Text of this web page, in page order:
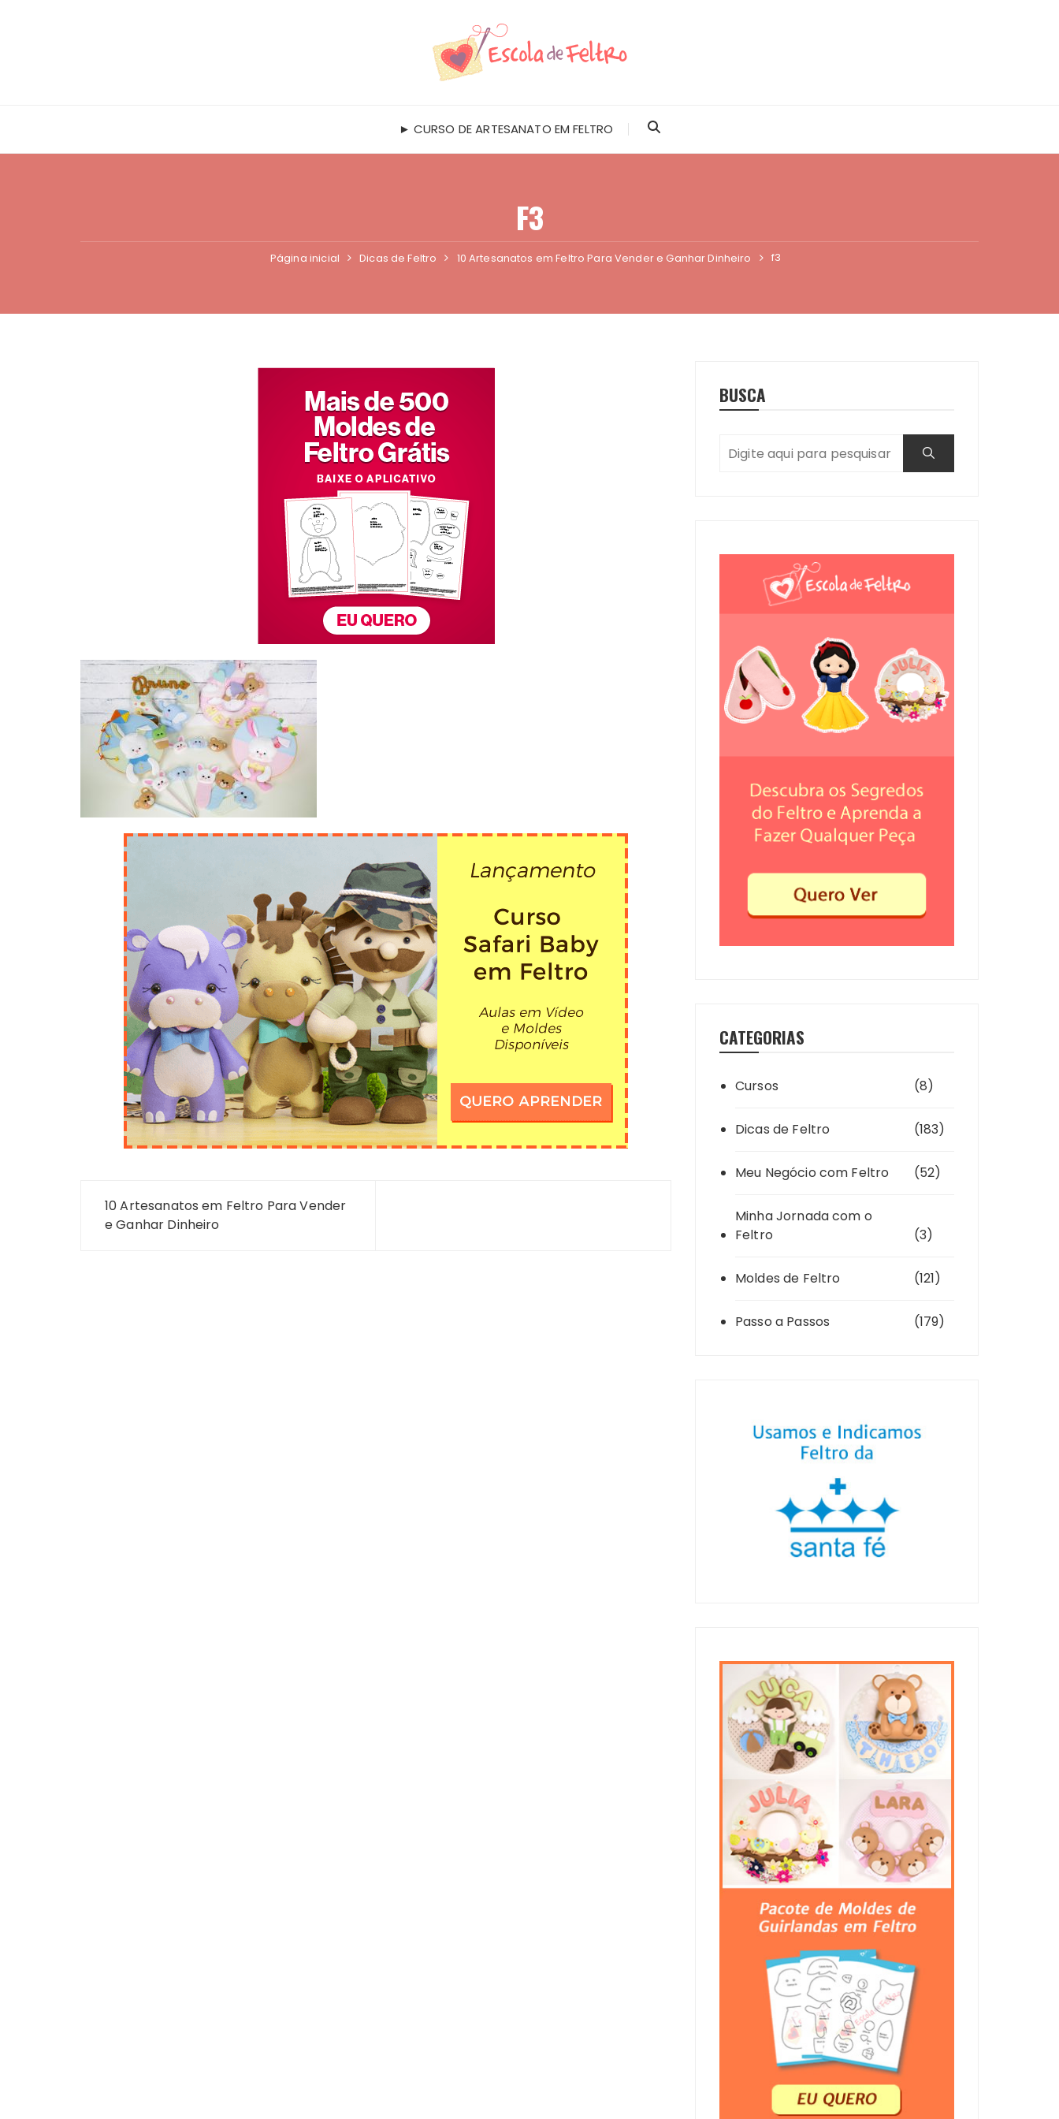
► CURSO DE ARTESANATO EM FELTRO
F3
Página inicial Dicas de Feltro 10 Artesanatos em Feltro Para Vender e Ganhar Dinheiro f3
Navegação
de10 Artesanatos em Feltro Para Vender
e Ganhar Dinheiro
BUSCA
CATEGORIAS
Cursos (8)
Dicas de Feltro (183)
Meu Negócio com Feltro (52)
Minha Jornada com o
Feltro
(3)
Moldes de Feltro (121)
Passo a Passos (179)